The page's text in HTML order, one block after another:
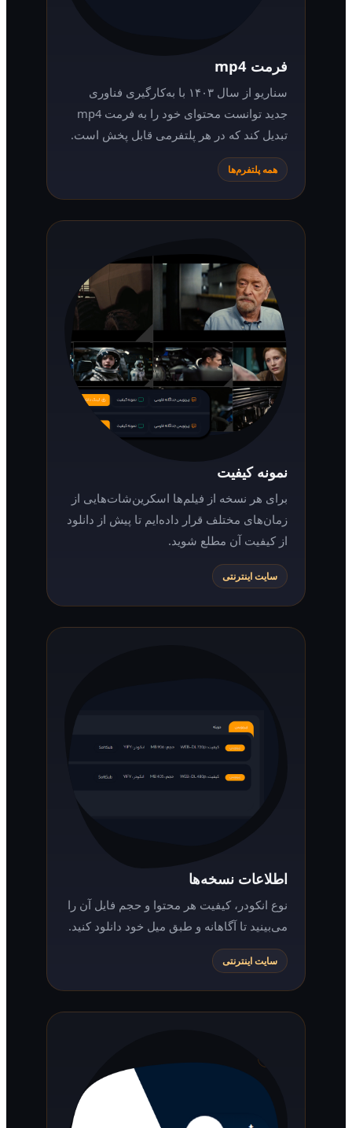
سناریو از سال ۱۴۰۳ با به‌کارگیری فناوری
جدید توانست محتوای خود را به فرمت mp4
تبدیل کند که در هر پلتفرمی قابل پخش است.
همه پلتفرم‌ها
نمونه کیفیت
برای هر نسخه از فیلم‌ها اسکرین‌شات‌هایی از
زمان‌های مختلف قرار داده‌ایم تا پیش از دانلود
از کیفیت آن مطلع شوید.
سایت اینترنتی
اطلاعات نسخه‌ها
نوع انکودر، کیفیت هر محتوا و حجم فایل آن را
می‌بینید تا آگاهانه و طبق میل خود دانلود کنید.
سایت اینترنتی